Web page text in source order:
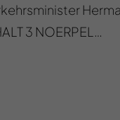
3 NOERPEL…